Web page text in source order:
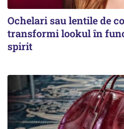
Ochelari sau lentile de
transformi lookul în
spirit